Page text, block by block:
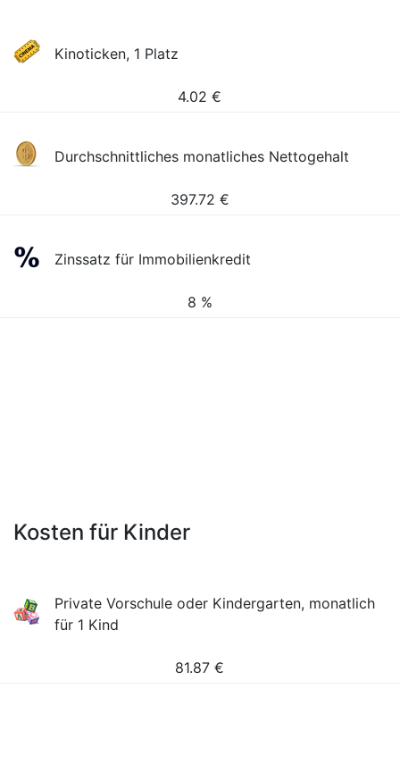
Kinoticken, 1 Platz
4.02 €
Durchschnittliches monatliches Nettogehalt
397.72 €
Zinssatz für Immobilienkredit
8 %
Kosten für Kinder
Private Vorschule oder Kindergarten, monatlich
für 1 Kind
81.87 €